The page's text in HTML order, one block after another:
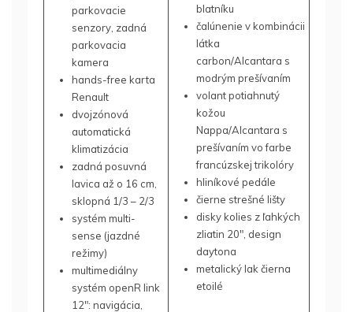
parkovacie
senzory, zadná
parkovacia
kamera
hands-free karta
Renault
dvojzónová
automatická
klimatizácia
zadná posuvná
lavica až o 16 cm,
sklopná 1/3 – 2/3
systém multi-
sense (jazdné
režimy)
multimediálny
systém openR link
12″: navigácia,
blatníku
čalúnenie v kombinácii
látka
carbon/Alcantara s
modrým prešívaním
volant potiahnutý
kožou
Nappa/Alcantara s
prešívaním vo farbe
francúzskej trikolóry
hliníkové pedále
čierne strešné lišty
disky kolies z ľahkých
zliatin 20″, design
daytona
metalický lak čierna
etoilé